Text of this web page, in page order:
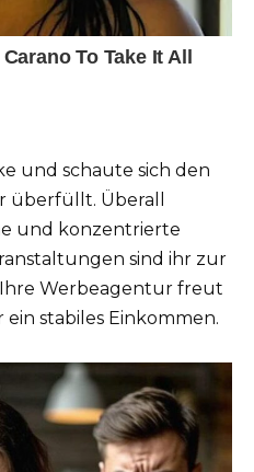
und schaute sich den
überfüllt. Überall
und konzentrierte
sind ihr zur
Werbeagentur freut
stabiles Einkommen.